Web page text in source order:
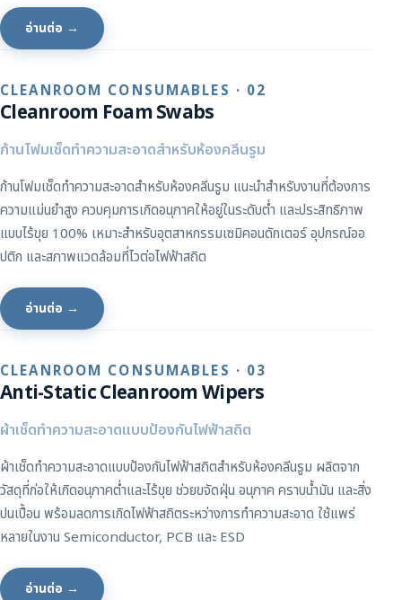
อ่านต่อ →
CLEANROOM CONSUMABLES · 02
Cleanroom Foam Swabs
ก้านโฟมเช็ดทำความสะอาดสำหรับห้องคลีนรูม
ก้านโฟมเช็ดทำความสะอาดสำหรับห้องคลีนรูม แนะนำสำหรับงานที่ต้องการ
ความแม่นยำสูง ควบคุมการเกิดอนุภาคให้อยู่ในระดับต่ำ และประสิทธิภาพ
แบบไร้ขุย 100% เหมาะสำหรับอุตสาหกรรมเซมิคอนดักเตอร์ อุปกรณ์ออ
ปติก และสภาพแวดล้อมที่ไวต่อไฟฟ้าสถิต
อ่านต่อ →
CLEANROOM CONSUMABLES · 03
Anti-Static Cleanroom Wipers
ผ้าเช็ดทำความสะอาดแบบป้องกันไฟฟ้าสถิต
ผ้าเช็ดทำความสะอาดแบบป้องกันไฟฟ้าสถิตสำหรับห้องคลีนรูม ผลิตจาก
วัสดุที่ก่อให้เกิดอนุภาคต่ำและไร้ขุย ช่วยขจัดฝุ่น อนุภาค คราบน้ำมัน และสิ่ง
ปนเปื้อน พร้อมลดการเกิดไฟฟ้าสถิตระหว่างการทำความสะอาด ใช้แพร่
หลายในงาน Semiconductor, PCB และ ESD
อ่านต่อ →